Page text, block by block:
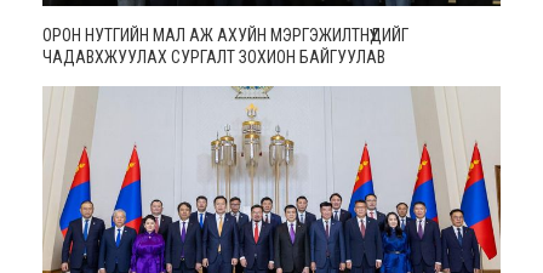
ОРОН НУТГИЙН МАЛ АЖ АХУЙН МЭРГЭЖИЛТНҮҮДИЙГ
ЧАДАВХЖУУЛАХ СУРГАЛТ ЗОХИОН БАЙГУУЛАВ